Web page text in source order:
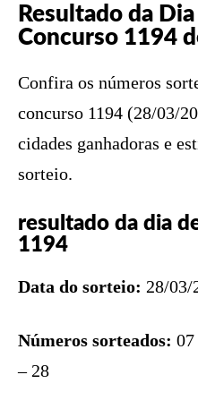
Resultado da
Concurso 1194
Confira os números
concurso 1194 (28/03/
cidades ganhadoras e
sorteio.
resultado da dia
1194
Data do sorteio: 28/03/
Números sorteados: 07
– 28